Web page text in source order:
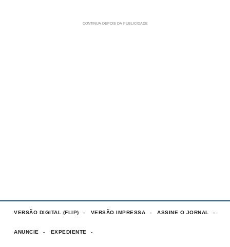
VERSÃO DIGITAL (FLIP) VERSÃO IMPRESSA ASSINE O JORNAL
ANUNCIE EXPEDIENTE